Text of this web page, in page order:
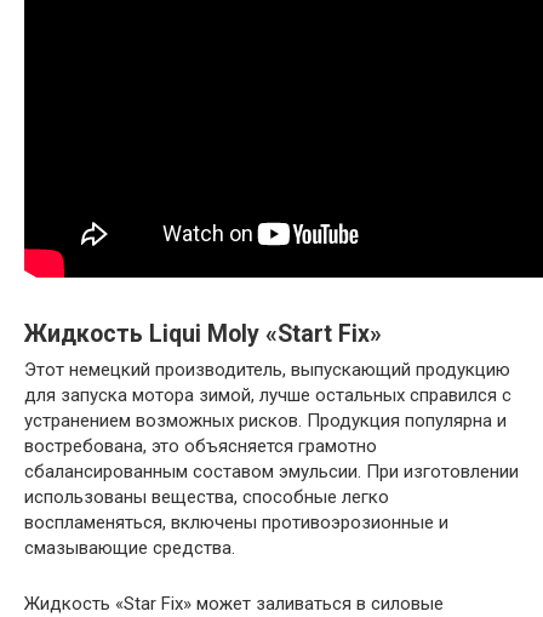
Жидкость Liqui Moly «Start Fix»
Этот немецкий производитель, выпускающий продукцию
для запуска мотора зимой, лучше остальных справился с
устранением возможных рисков. Продукция популярна и
востребована, это объясняется грамотно
сбалансированным составом эмульсии. При изготовлении
использованы вещества, способные легко
воспламеняться, включены противоэрозионные и
смазывающие средства.
Жидкость «Star Fix» может заливаться в силовые